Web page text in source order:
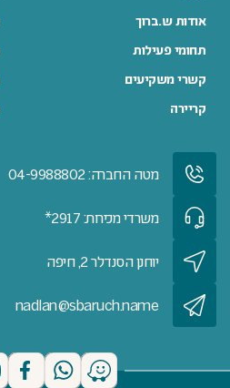
אודות ש.ברוך
תחומי פעילות
קשרי משקיעים
קריירה
מטה החברה: 04-9988802
משרדי מכירות: 2917*
יוחנן הסנדלר 2, חיפה
nadlan@sbaruch.name